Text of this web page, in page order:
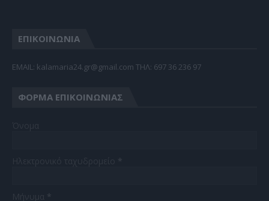
ΕΠΙΚΟΙΝΩΝΙΑ
EMAIL: kalamaria24.gr@gmail.com TΗΛ: 697 36 236 97
ΦΌΡΜΑ ΕΠΙΚΟΙΝΩΝΊΑΣ